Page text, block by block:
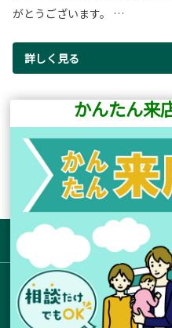
がとうございます。 …
詳しく見る
1ページ(
前のページ
サイ
お店を探す
新車拠点からさがす
かんたん来